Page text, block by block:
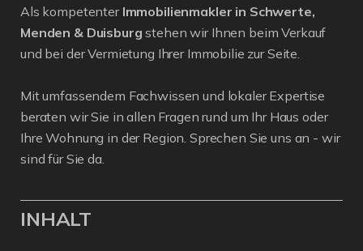
Als kompetenter Immobilienmakler in Schwerte,
Menden & Duisburg stehen wir Ihnen beim Verkauf
und bei der Vermietung Ihrer Immobilie zur Seite.
Mit umfassendem Fachwissen und lokaler Expertise
beraten wir Sie in allen Fragen rund um Ihr Haus oder
Ihre Wohnung in der Region. Sprechen Sie uns an - wir
sind für Sie da.
INHALT